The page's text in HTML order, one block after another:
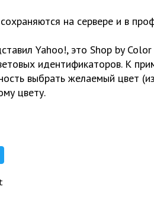
на сервере и в
Yahoo!, это Shop by
идентификаторов. К
выбрать желаемый цвет
цвету.